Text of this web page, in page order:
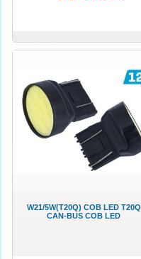
W21/5W(T20Q) COB LED T20Q
CAN-BUS COB LED